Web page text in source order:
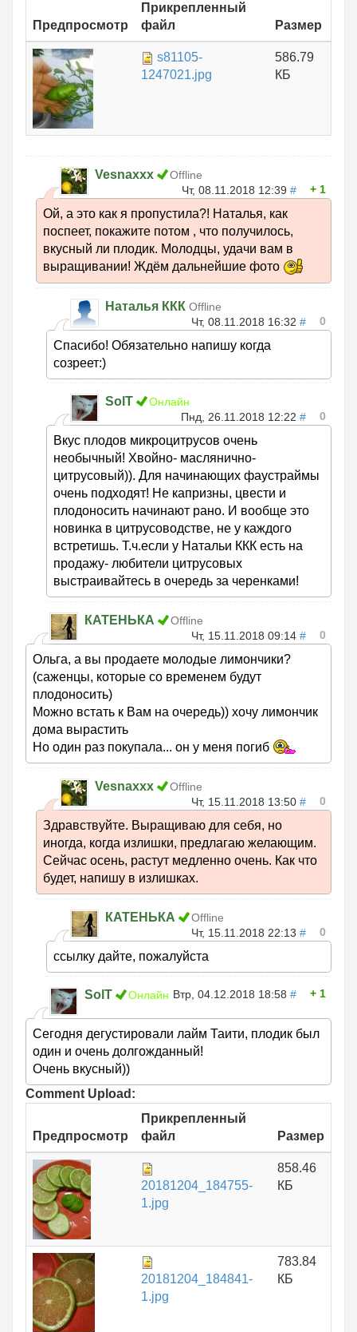
Предпросмотр
Прикрепленный
файл
Размер
s81105-
1247021.jpg
586.79
КБ
Vesnaxxx
Offline
Чт, 08.11.2018 12:39 # 1
Ой, а это как я пропустила?! Наталья, как
поспеет, покажите потом , что получилось,
вкусный ли плодик. Молодцы, удачи вам в
выращивании! Ждём дальнейшие фото
Наталья ККК Offline
Чт, 08.11.2018 16:32 # 0
Спасибо! Обязательно напишу когда
созреет:)
SolT
Онлайн
Пнд, 26.11.2018 12:22 # 0
Вкус плодов микроцитрусов очень
необычный! Хвойно- маслянично-
цитрусовый)). Для начинающих фаустраймы
очень подходят! Не капризны, цвести и
плодоносить начинают рано. И вообще это
новинка в цитрусоводстве, не у каждого
встретишь. Т.ч.если у Натальи ККК есть на
продажу- любители цитрусовых
выстраивайтесь в очередь за черенками!
КАТЕНЬКА
Offline
Чт, 15.11.2018 09:14 # 0
Ольга, а вы продаете молодые лимончики?
(саженцы, которые со временем будут
плодоносить)
Можно встать к Вам на очередь)) хочу лимончик
дома вырастить
Но один раз покупала... он у меня погиб
Vesnaxxx
Offline
Чт, 15.11.2018 13:50 # 0
Здравствуйте. Выращиваю для себя, но
иногда, когда излишки, предлагаю желающим.
Сейчас осень, растут медленно очень. Как что
будет, напишу в излишках.
КАТЕНЬКА
Offline
Чт, 15.11.2018 22:13 # 0
ссылку дайте, пожалуйста
SolT Онлайн Втр, 04.12.2018 18:58 # 1
Сегодня дегустировали лайм Таити, плодик был
один и очень долгожданный!
Очень вкусный))
Comment Upload:
Предпросмотр
Прикрепленный
файл
Размер
20181204_184755-
1.jpg
858.46
КБ
20181204_184841-
1.jpg
783.84
КБ